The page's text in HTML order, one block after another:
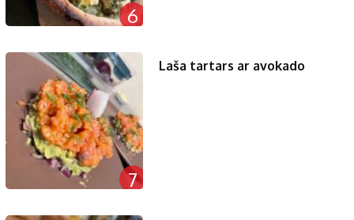
6
7
Laša tartars ar avokado